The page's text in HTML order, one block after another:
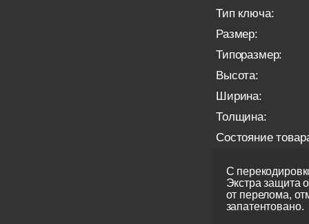
Тип ключа:
Размер:
Типоразмер:
Высота:
Ширина:
Толщина:
Состояние
С
Экстра защита
от перелома,
запатентовано.